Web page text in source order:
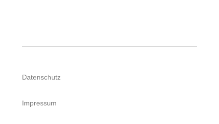
Datenschutz
Impressum